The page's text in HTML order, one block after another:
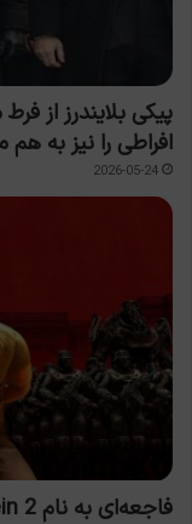
پیکی بلایندرز از
افراطی را نیز به هم
2026-05-24
فاجعه‌ای به نام Wolfenstein 2 قسمت اول